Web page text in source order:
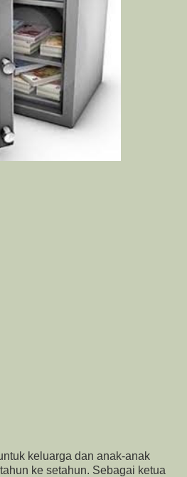
keluarga dan anak-anak
ke setahun. Sebagai ketua